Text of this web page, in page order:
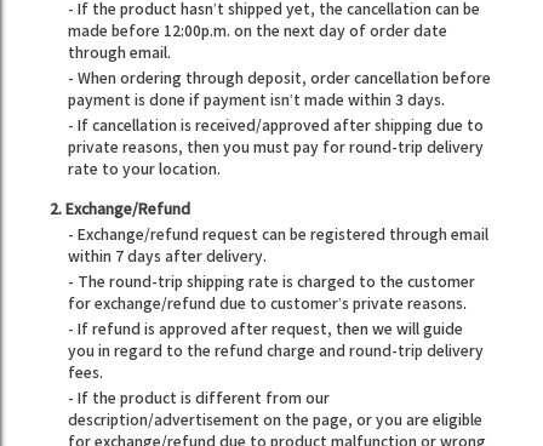
- If the product hasn’t shipped yet, the cancellation can be
made before 12:00p.m. on the next day of order date
through email.
- When ordering through deposit, order cancellation before
payment is done if payment isn’t made within 3 days.
- If cancellation is received/approved after shipping due to
private reasons, then you must pay for round-trip delivery
rate to your location.
2. Exchange/Refund
- Exchange/refund request can be registered through email
within 7 days after delivery.
- The round-trip shipping rate is charged to the customer
for exchange/refund due to customer’s private reasons.
- If refund is approved after request, then we will guide
you in regard to the refund charge and round-trip delivery
fees.
- If the product is different from our
description/advertisement on the page, or you are eligible
for exchange/refund due to product malfunction or wrong